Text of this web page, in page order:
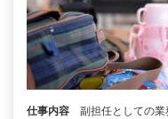
仕事内容
副担任としての